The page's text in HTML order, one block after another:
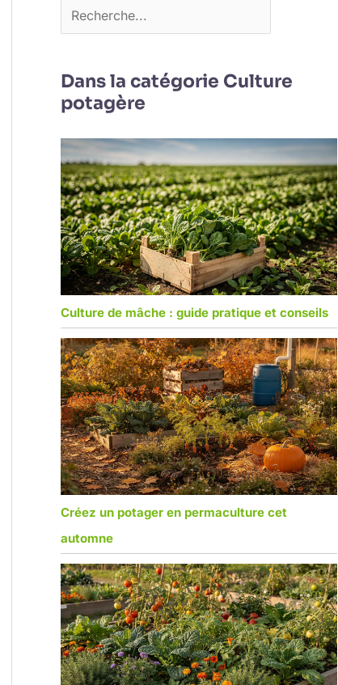
Dans la catégorie Culture
potagère
Culture de mâche : guide pratique et conseils
Créez un potager en permaculture cet
automne